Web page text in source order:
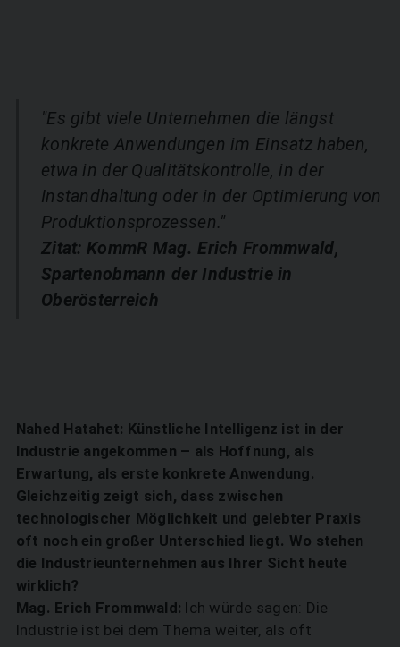
"Es gibt viele Unternehmen die längst
konkrete Anwendungen im Einsatz haben,
etwa in der Qualitätskontrolle, in der
Instandhaltung oder in der Optimierung von
Produktionsprozessen."
Zitat: KommR Mag. Erich Frommwald,
Spartenobmann der Industrie in
Oberösterreich
Nahed Hatahet: Künstliche Intelligenz ist in der
Industrie angekommen – als Hoffnung, als
Erwartung, als erste konkrete Anwendung.
Gleichzeitig zeigt sich, dass zwischen
technologischer Möglichkeit und gelebter Praxis
oft noch ein großer Unterschied liegt. Wo stehen
die Industrieunternehmen aus Ihrer Sicht heute
wirklich?
Mag. Erich Frommwald: Ich würde sagen: Die
Industrie ist bei dem Thema weiter, als oft